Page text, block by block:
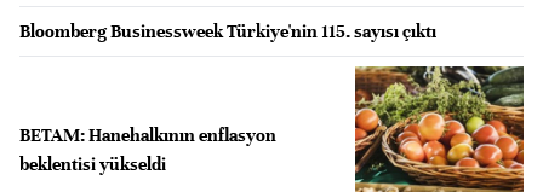
Bloomberg Businessweek Türkiye'nin 115. sayısı çıktı
BETAM: Hanehalkının enflasyon
beklentisi yükseldi